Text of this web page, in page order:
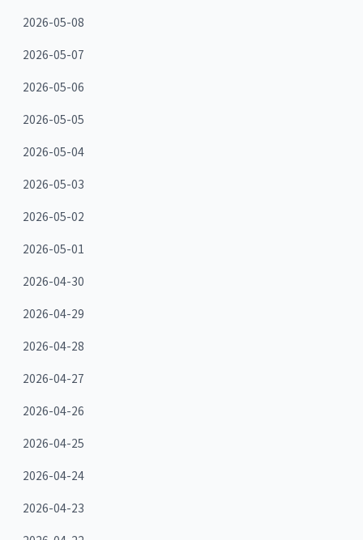
2026-05-08
2026-05-07
2026-05-06
2026-05-05
2026-05-04
2026-05-03
2026-05-02
2026-05-01
2026-04-30
2026-04-29
2026-04-28
2026-04-27
2026-04-26
2026-04-25
2026-04-24
2026-04-23